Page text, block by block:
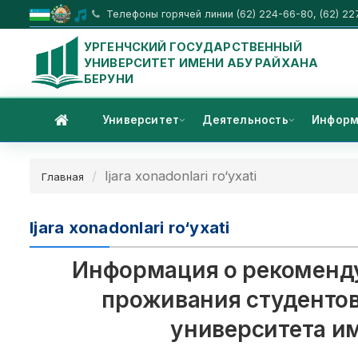
Телефоны горячей линии (62) 224-66-80, (62)
УРГЕНЧСКИЙ ГОСУДАРСТВЕННЫЙ
УНИВЕРСИТЕТ ИМЕНИ АБУ РАЙХАНА
БЕРУНИ
Университет Деятельность
Главная Ijara xonadonlari ro‘yxati
Ijara xonadonlari ro‘yxati
Информация о
проживания
университета